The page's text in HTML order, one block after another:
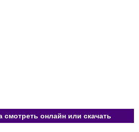
смотреть онлайн или скачать